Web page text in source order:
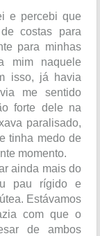
e percebi que
costas para
para minhas
mim naquele
isso, já havia
me sentido
forte dele na
paralisado,
tinha medo de
momento.
ainda mais do
pau rígido e
Estávamos
com que o
de ambos